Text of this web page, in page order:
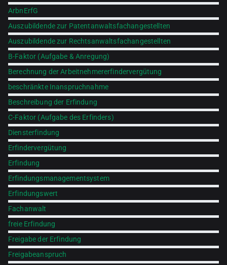
ArbnErfG
Auszubildende zur Patentanwaltsfachangestellten
Auszubildende zur Rechtsanwaltsfachangestellten
B-Faktor (Aufgabe & Anregung)
Berechnung der Arbeitnehmererfindervergütung
beschränkte Inanspruchnahme
Beschreibung der Erfindung
C-Faktor (Aufgabe des Erfinders)
Diensterfindung
Erfindervergütung
Erfindung
Erfindungsmanagementsystem
Erfindungswert
Fachanwalt
freie Erfindung
Freigabe der Erfindung
Freigabeanspruch